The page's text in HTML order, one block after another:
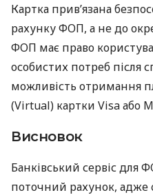
Картка прив’язана
рахунку ФОП, а не до
ФОП має право
особистих потреб після
можливість отримання
(Virtual) картки Visa або
Висновок
Банківський сервіс
поточний рахунок, адже